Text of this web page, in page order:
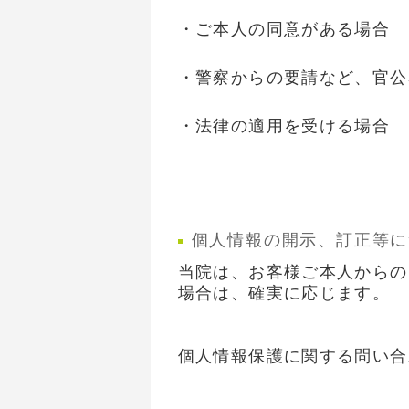
・ご本人の同意がある場合
・警察からの要請など、官
・法律の適用を受ける場合
個人情報の開示、訂正等
当院は、お客様ご本人から
場合は、確実に応じます。
個人情報保護に関する問い